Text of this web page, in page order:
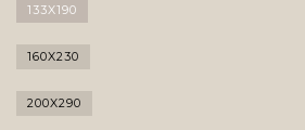
133X190
160X230
200X290